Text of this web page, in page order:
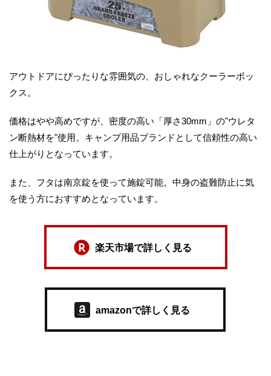
アウトドアにぴったりな雰囲気の、おしゃれなクーラーボッ
クス。
価格はやや高めですが、密度の高い「厚さ30mm」の"ウレタ
ン断熱材を"使用。キャンプ用品ブランドとして信頼性の高い
仕上がりとなっています。
また、フタは南京錠を使って施錠可能。中身の盗難防止に気
を使う方におすすめとなっています。
楽天市場で詳しく見る
amazonで詳しく見る